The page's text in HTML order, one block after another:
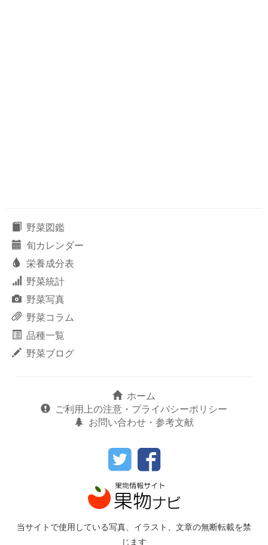
野菜図鑑
旬カレンダー
栄養成分表
野菜統計
野菜写真
野菜コラム
品種一覧
野菜ブログ
ホーム
ご利用上の注意・プライバシーポリシー
お問い合わせ・参考文献
当サイトで使用している写真、イラスト、文章の無断転載を禁
じます